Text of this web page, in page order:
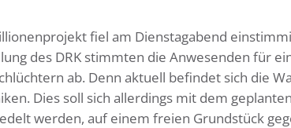
fiel am Dienstagabend
des DRK stimmten die Anwesenden für
ab. Denn aktuell befindet sich die
Dies soll sich allerdings mit dem
werden, auf einem freien Grundstück